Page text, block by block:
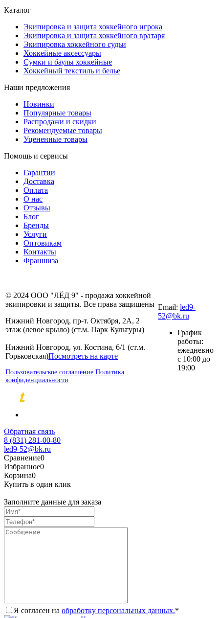
Каталог
Экипировка и защита хоккейного игрока
Экипировка и защита хоккейного вратаря
Экипировка хоккейного судьи
Хоккейные аксессуары
Сумки и баулы хоккейные
Хоккейный текстиль и белье
Наши предложения
Новинки
Популярные товары
Распродажи и скидки
Рекомендуемые товары
Уцененные товары
Помощь и сервисы
Гарантии
Доставка
Оплата
О нас
Отзывы
Блог
Бренды
Услуги
Оптовикам
Контакты
Франшиза
© 2024 ООО "ЛЁД 9" - продажа хоккейной
экипировки и защиты. Все права защищены
Нижний Новгород, пр-т. Октября, 2А, 2
этаж (левое крыло) (ст.м. Парк Культуры)
Нижний Новгород, ул. Костина, 6/1 (ст.м.
Горьковская)Посмотреть на карте
Пользовательское соглашение Политика
конфиденциальности
Email: led9-
52@bk.ru
График
работы:
ежедневно
с 10:00 до
19:00
Обратная связь
8 (831) 281-00-80
led9-52@bk.ru
Сравнение0
Избранное0
Корзина0
Купить в один клик
Заполните данные для заказа
Я согласен на обработку персональных данных.*